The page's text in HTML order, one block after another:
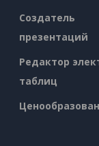
Создатель
презентаций
Редактор
таблиц